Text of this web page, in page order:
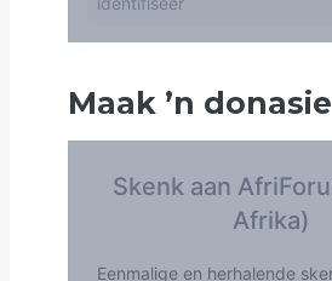
Maak ’n donasie